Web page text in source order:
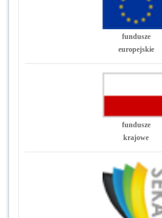
fundusze
europejskie
fundusze
krajowe